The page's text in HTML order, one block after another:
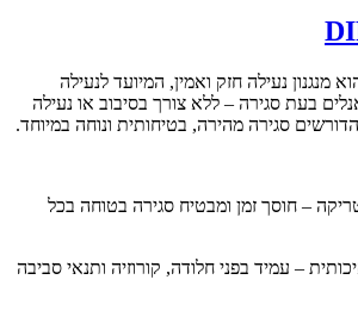
מנגנון נעילה חזק ואמין, המיועד לנעילה
בעת סגירה – ללא צורך בסיבוב או נעילה
הדורשים סגירה מהירה, בטיחותית ונוחה במיוחד.
– חוסך זמן ומבטיח סגירה בטוחה בכל
– עמיד בפני חלודה, קורוזיה ותנאי סביבה